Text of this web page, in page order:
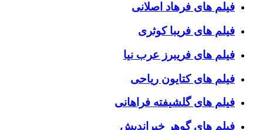
فیلم های فرهاد اصلانی
فیلم های فریبا کوثری
فیلم های فریبرز عرب نیا
فیلم های کتایون ریاحی
فیلم های گلشیفته فراهانی
فیلم های گوهر خیراندیش